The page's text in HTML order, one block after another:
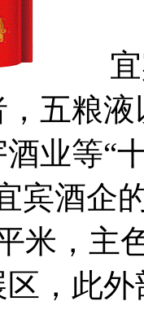
宜宾
五粮
业等“
宾酒企
米，主
，此